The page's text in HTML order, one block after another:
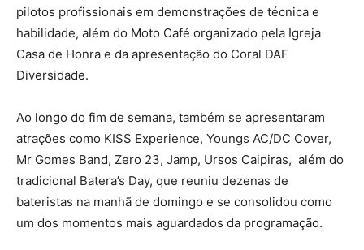
pilotos profissionais em demonstrações de técnica e
habilidade, além do Moto Café organizado pela Igreja
Casa de Honra e da apresentação do Coral DAF
Diversidade.
Ao longo do fim de semana, também se apresentaram
atrações como KISS Experience, Youngs AC/DC Cover,
Mr Gomes Band, Zero 23, Jamp, Ursos Caipiras, além do
tradicional Batera’s Day, que reuniu dezenas de
bateristas na manhã de domingo e se consolidou como
um dos momentos mais aguardados da programação.